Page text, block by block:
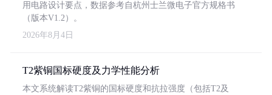
用电路设计要点，数据参考自杭州士兰微电子官方规格书
（版本V1.2）。
2026年8月4日
T2紫铜国标硬度及力学性能分析
本文系统解读T2紫铜的国标硬度和抗拉强度（包括T2及